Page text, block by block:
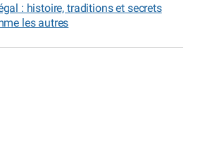
: histoire, traditions et secrets
les autres